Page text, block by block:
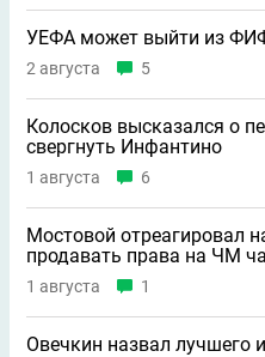
УЕФА может выйти из
2 августа 5
Колосков высказался о
свергнуть Инфантино
1 августа 6
Мостовой отреагировал
продавать права на ЧМ
1 августа 1
Овечкин назвал лучшего